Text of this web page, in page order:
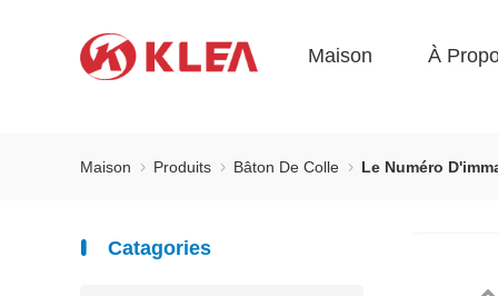
Maison À
Maison Produits Bâton De Colle Le Numéro
Catagories